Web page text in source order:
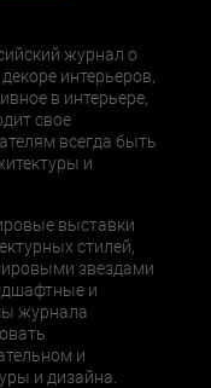
журнал о
интерьеров,
в интерьере,
свое
всегда быть
и
выставки
стилей,
звездами
и
журнала
и
и дизайна.